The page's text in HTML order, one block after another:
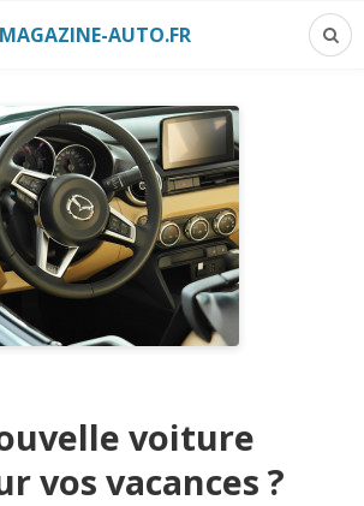
MAGAZINE-AUTO.FR
voiture
vos vacances ?